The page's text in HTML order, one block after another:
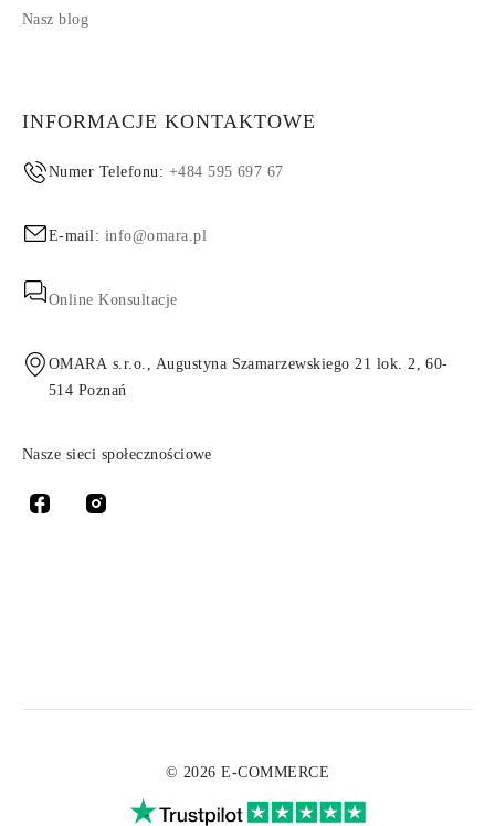
Nasz blog
INFORMACJE KONTAKTOWE
Numer Telefonu: +484 595 697 67
E-mail: info@omara.pl
Online Konsultacje
OMARA s.r.o., Augustyna Szamarzewskiego 21 lok. 2, 60-
514 Poznań
Nasze sieci społecznościowe
© 2026 E-COMMERCE